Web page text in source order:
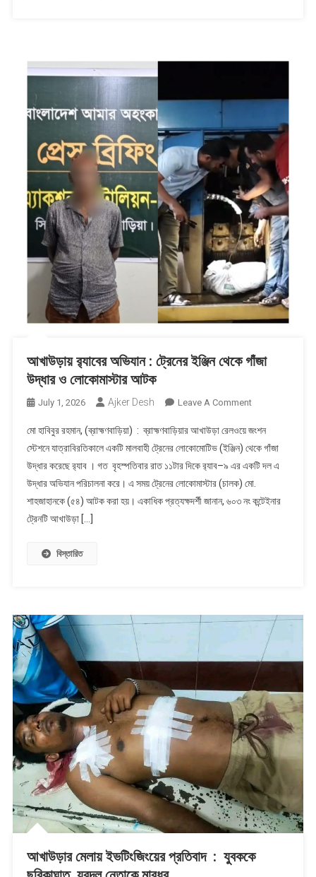
আখাউড়ায় র‍্যাবের অভিযান : ট্রেনের ইঞ্জিন থেকে গাঁজা
উদ্ধার ও লোকোমাস্টার আটক
July 1, 2026 Ajker Desh Leave A CommentOn
র‍্যাবের
অভিযান
:
ট্রেনের
ইঞ্জিন
মো হাবিবুর রহমান, (ব্রাহ্মণবাড়িয়া) : ব্রাহ্মণবাড়িয়ার আখাউড়া রেলওয়ে জংশন
স্টেশনে যাত্রাবিরতিকালে একটি মালবাহী ট্রেনের লোকোমোটিভ (ইঞ্জিন) থেকে গাঁজা
উদ্ধার করেছে র‍্যাব । গত বৃহস্পতিবার রাত ১১টার দিকে র‍্যাব–৯ এর একটি দল এ
উদ্ধার অভিযান পরিচালনা করে। এ সময় ট্রেনের লোকোমাস্টার (চালক) মো.
শাহজাহানকে (৫৪) আটক করা হয়। একাধিক প্রত্যক্ষদর্শী জানান, ৬০৩ নং কন্টেইনার
ট্রেনটি আখাউড়া […]
বিস্তারিত
আখাউড়ার মেলায় ইভটিংজিংয়ের প্রতিবাদ : যুবককে